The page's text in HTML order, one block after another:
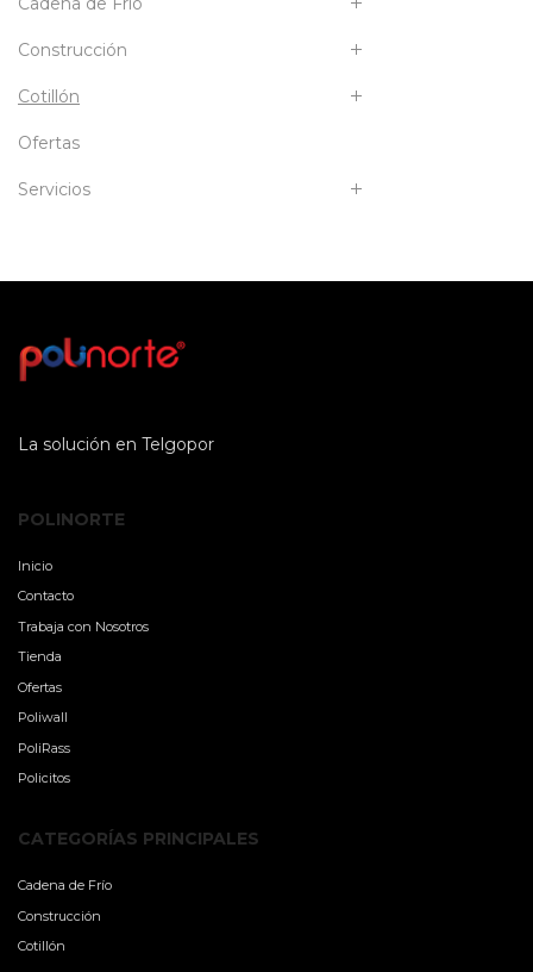
Construcción
Cotillón
Ofertas
Servicios
La solución en Telgopor
POLINORTE
Inicio
Contacto
Trabaja con Nosotros
Tienda
Ofertas
Poliwall
PoliRass
Policitos
CATEGORÍAS PRINCIPALES
Cadena de Frío
Construcción
Cotillón